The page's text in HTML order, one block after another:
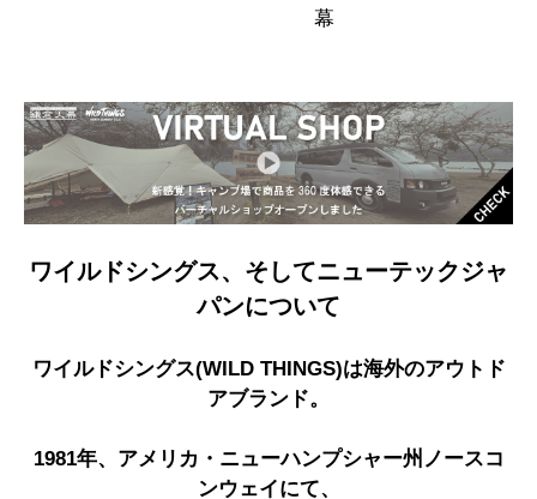
幕
ワイルドシングス、そしてニューテックジャ
パンについて
ワイルドシングス(WILD THINGS)は海外のアウトド
アブランド。
1981年、アメリカ・ニューハンプシャー州ノースコ
ンウェイにて、